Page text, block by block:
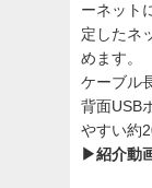
ーネット
定したネ
めます。
ケーブル
背面USB
やすい約
▶紹介動